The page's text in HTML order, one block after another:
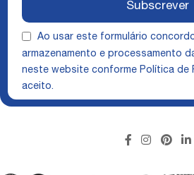
Ao usar este formulário
armazenamento e processamento
neste website conforme Política de
aceito.
Subscrever